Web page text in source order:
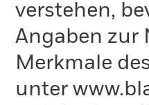
verstehen,
Angaben zur
Merkmale
unter